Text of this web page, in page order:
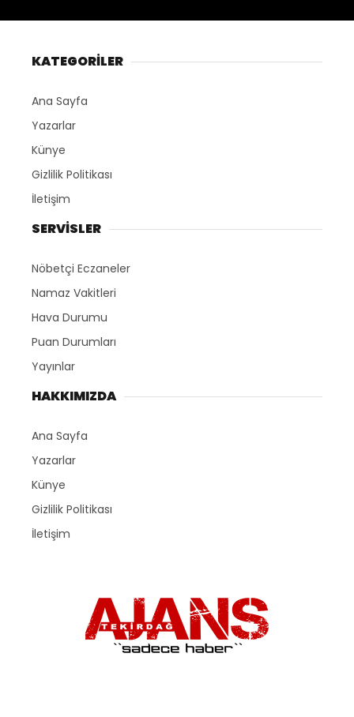
KATEGORİLER
Ana Sayfa
Yazarlar
Künye
Gizlilik Politikası
İletişim
SERVİSLER
Nöbetçi Eczaneler
Namaz Vakitleri
Hava Durumu
Puan Durumları
Yayınlar
HAKKIMIZDA
Ana Sayfa
Yazarlar
Künye
Gizlilik Politikası
İletişim